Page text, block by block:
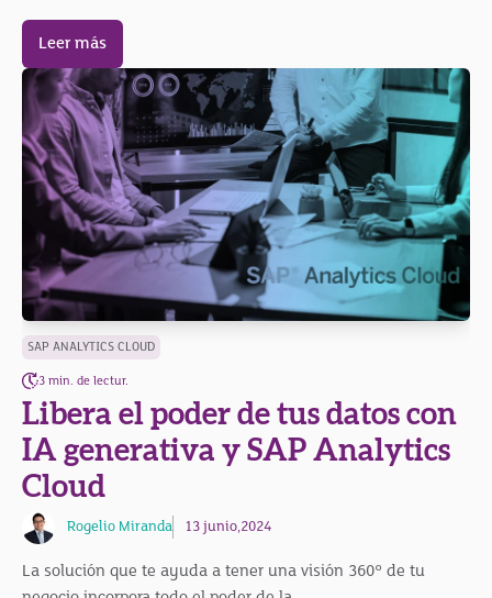
Leer más
SAP ANALYTICS CLOUD
3 min. de lectur.
Libera el poder de tus datos con
IA generativa y SAP Analytics
Cloud
Rogelio Miranda 13 junio,2024
La solución que te ayuda a tener una visión 360° de tu